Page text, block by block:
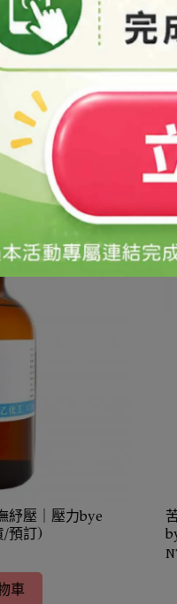
請立即以大量清水沖洗。
化粧品應由合法設立之化
紓壓｜壓力bye
預訂)
車